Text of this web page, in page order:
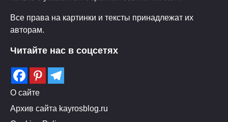
Все права на картинки и тексты принадлежат их
авторам.
Читайте нас в соцсетях
О сайте
Архив сайта kayrosblog.ru